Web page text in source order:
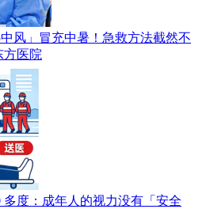
风」冒充中暑！急救方法截然不
方医院
多度：成年人的视力没有「安全